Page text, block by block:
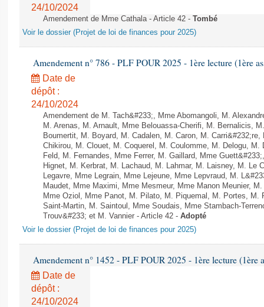
24/10/2024
Amendement de Mme Cathala - Article 42 - Tombé
Voir le dossier (Projet de loi de finances pour 2025)
Amendement n° 786 - PLF POUR 2025 - 1ère lecture (1ère
Date de
dépôt :
24/10/2024
Amendement de M. Tach&#233;, Mme Abomangoli, M.
M. Arenas, M. Arnault, Mme Belouassa-Cherifi, M. Bernalicis,
Boumertit, M. Boyard, M. Cadalen, M. Caron, M.
Chikirou, M. Clouet, M. Coquerel, M. Coulomme, M. Delogu, M.
Feld, M. Fernandes, Mme Ferrer, M. Gaillard, Mme
Hignet, M. Kerbrat, M. Lachaud, M. Lahmar, M. Laisney, M. Le
Legavre, Mme Legrain, Mme Lejeune, Mme Lepvraud, M.
Maudet, Mme Maximi, Mme Mesmeur, Mme Manon Meunier,
Mme Oziol, Mme Panot, M. Pilato, M. Piquemal, M. Portes, M.
Saint-Martin, M. Saintoul, Mme Soudais, Mme Stambach-
Trouv&#233; et M. Vannier - Article 42 - Adopté
Voir le dossier (Projet de loi de finances pour 2025)
Amendement n° 1452 - PLF POUR 2025 - 1ère lecture (1ère
Date de
dépôt :
24/10/2024